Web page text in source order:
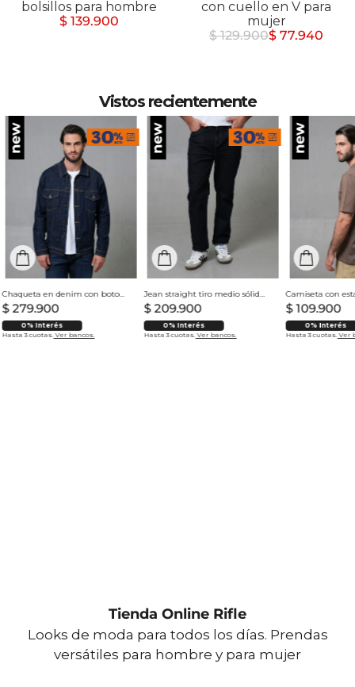
bolsillos para hombre
$ 139.900
con cuello en V para
mujer
$ 129.900$ 77.940
Vistos recientemente
Chaqueta en denim con botones para hombre
$ 279.900
0% Interés
Hasta 3 cuotas. Ver bancos.
Jean straight tiro medio sólido para hombre
$ 209.900
0% Interés
Hasta 3 cuotas. Ver bancos.
$ 109.900
0% Interés
Hasta 3 cuotas. Ver
Tienda Online Rifle
Looks de moda para todos los días. Prendas
versátiles para hombre y para mujer